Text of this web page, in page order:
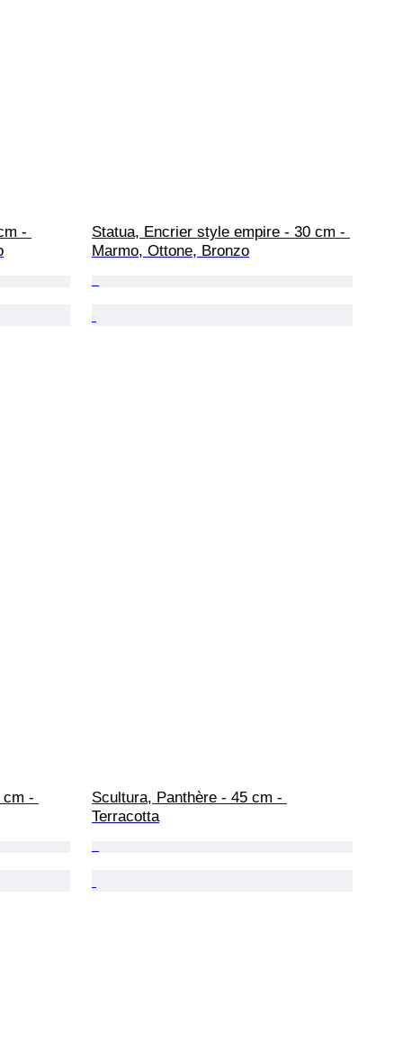
-
Statua, Encrier style empire - 30 cm -
Marmo, Ottone, Bronzo
cm -
Scultura, Panthère - 45 cm -
Terracotta